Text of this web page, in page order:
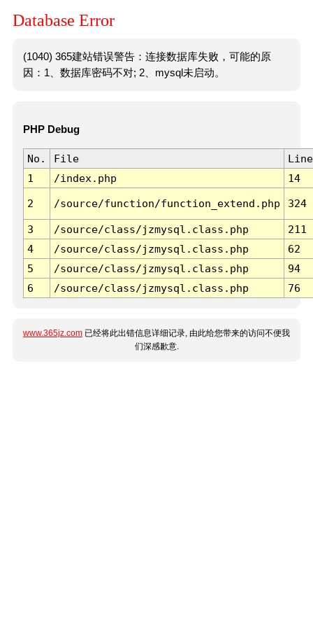
Database Error
(1040) 365建站错误警告：连接数据库失败，可能的原
因：1、数据库密码不对; 2、mysql未启动。
PHP Debug
No. File
Line
1
/index.php 14
2 /source/function/function_extend.php 324
3 /source/class/jzmysql.class.php
211
4
/source/class/jzmysql.class.php
62
5
/source/class/jzmysql.class.php
94
6
/source/class/jzmysql.class.php 76
www.365jz.com 已经将此出错信息详细记录, 由此给您带来的访问不便我
们深感歉意.